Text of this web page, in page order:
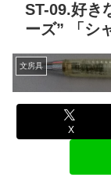
ST-09.好き
ーズ” 「シ
文房具
X